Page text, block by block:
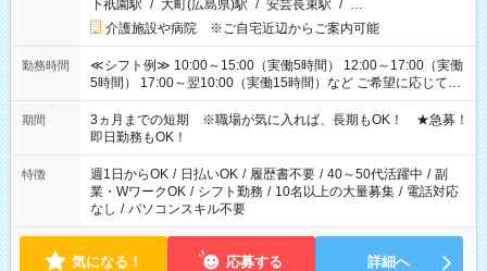
下祇園駅 / 大町(広島県)駅 / 安芸長束駅 / …
介護施設や病院 ※ご自宅近辺からご案内可能
勤務時間
≪シフト例≫ 10:00～15:00（実働5時間） 12:00～17:00（実働
5時間） 17:00～翌10:00（実働15時間）など ご希望に応じて、
働く時間は調整できます！ お気軽に担当へ相談ください！
期間
3ヵ月までの短期 ※職場が気に入れば、長期もOK！ ★急募！
即日勤務もOK！
特徴 週1日からOK / 日払いOK / 履歴書不要 / 40～50代活躍中 / 副
業・WワークOK / シフト勤務 / 10名以上の大量募集 / 電話対応
なし / パソコンスキル不要
気になる！ 応募する 詳細へ